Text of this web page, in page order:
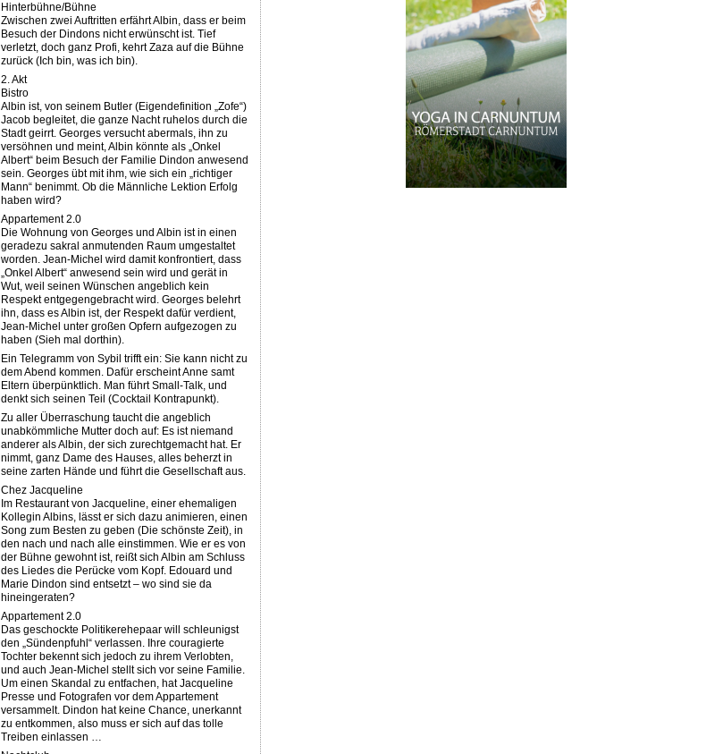
Hinterbühne/Bühne
Zwischen zwei Auftritten erfährt Albin, dass er beim
Besuch der Dindons nicht erwünscht ist. Tief
verletzt, doch ganz Profi, kehrt Zaza auf die Bühne
zurück (Ich bin, was ich bin).
2. Akt
Bistro
Albin ist, von seinem Butler (Eigendefinition „Zofe“)
Jacob begleitet, die ganze Nacht ruhelos durch die
Stadt geirrt. Georges versucht abermals, ihn zu
versöhnen und meint, Albin könnte als „Onkel
Albert“ beim Besuch der Familie Dindon anwesend
sein. Georges übt mit ihm, wie sich ein „richtiger
Mann“ benimmt. Ob die Männliche Lektion Erfolg
haben wird?
Appartement 2.0
Die Wohnung von Georges und Albin ist in einen
geradezu sakral anmutenden Raum umgestaltet
worden. Jean-Michel wird damit konfrontiert, dass
„Onkel Albert“ anwesend sein wird und gerät in
Wut, weil seinen Wünschen angeblich kein
Respekt entgegengebracht wird. Georges belehrt
ihn, dass es Albin ist, der Respekt dafür verdient,
Jean-Michel unter großen Opfern aufgezogen zu
haben (Sieh mal dorthin).
Ein Telegramm von Sybil trifft ein: Sie kann nicht zu
dem Abend kommen. Dafür erscheint Anne samt
Eltern überpünktlich. Man führt Small-Talk, und
denkt sich seinen Teil (Cocktail Kontrapunkt).
Zu aller Überraschung taucht die angeblich
unabkömmliche Mutter doch auf: Es ist niemand
anderer als Albin, der sich zurechtgemacht hat. Er
nimmt, ganz Dame des Hauses, alles beherzt in
seine zarten Hände und führt die Gesellschaft aus.
Chez Jacqueline
Im Restaurant von Jacqueline, einer ehemaligen
Kollegin Albins, lässt er sich dazu animieren, einen
Song zum Besten zu geben (Die schönste Zeit), in
den nach und nach alle einstimmen. Wie er es von
der Bühne gewohnt ist, reißt sich Albin am Schluss
des Liedes die Perücke vom Kopf. Edouard und
Marie Dindon sind entsetzt – wo sind sie da
hineingeraten?
Appartement 2.0
Das geschockte Politikerehepaar will schleunigst
den „Sündenpfuhl“ verlassen. Ihre couragierte
Tochter bekennt sich jedoch zu ihrem Verlobten,
und auch Jean-Michel stellt sich vor seine Familie.
Um einen Skandal zu entfachen, hat Jacqueline
Presse und Fotografen vor dem Appartement
versammelt. Dindon hat keine Chance, unerkannt
zu entkommen, also muss er sich auf das tolle
Treiben einlassen …